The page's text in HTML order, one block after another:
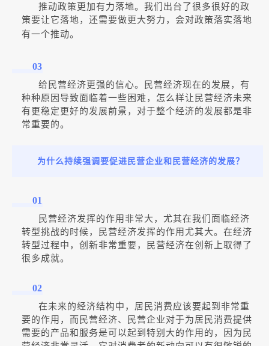
推动政策更加有力落地。我们出台了很多很好的政
策要让它落地，还需要做更大努力，会对政策落实落地
有一个推动。
03
给民营经济更强的信心。民营经济现在的发展，有
种种原因导致面临着一些困难，怎么样让民营经济未来
有更稳定更好的发展前景，对于整个经济的发展都是非
常重要的。
为什么持续强调要促进民营企业和民营经济的发展？
01
民营经济发挥的作用非常大，尤其在我们面临经济
转型挑战的时候，民营经济发挥的作用尤其大。在经济
转型过程中，创新非常重要，民营经济在创新上取得了
很多成就。
02
在未来的经济结构中，居民消费应该要起到非常重
要的作用，而民营经济、民营企业对于为居民消费提供
需要的产品和服务是可以起到特别大的作用的，因为民